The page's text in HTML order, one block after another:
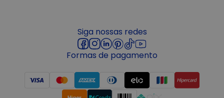
Siga nossas redes
Formas de pagamento